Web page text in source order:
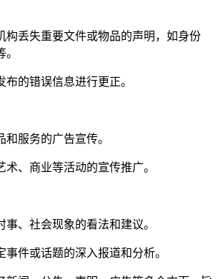
构丢失重要文件或物品的声明，如身份
布的错误信息进行更正。
服务的广告宣传。
、商业等活动的宣传推广。
、社会现象的看法和建议。
件或话题的深入报道和分析。